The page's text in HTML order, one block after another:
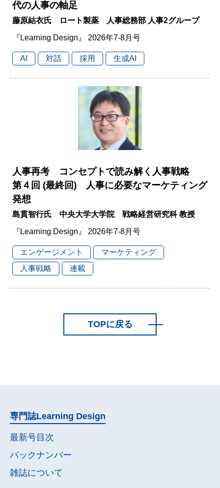
代の人事の軸足
藤原結衣氏 ロート製薬 人事総務部 人事2グループ
『Learning Design』 2026年7-8月号
AI 対話 採用 生成AI
人事再考 コンセプトで読み解く人事戦略
第４回 (最終回) 人事に必要なマーケティング
発想
島貫智行氏 中央大学大学院 戦略経営研究科 教授
『Learning Design』 2026年7-8月号
エンゲージメント
マーケティング
人事戦略
連載
TOPに戻る
専門誌Learning Design
最新号目次
バックナンバー
雑誌について